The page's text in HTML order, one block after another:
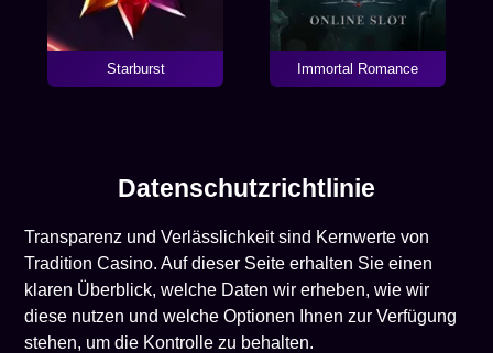
Starburst Immortal Romance
Datenschutzrichtlinie
Transparenz und Verlässlichkeit sind Kernwerte von
Tradition Casino. Auf dieser Seite erhalten Sie einen
klaren Überblick, welche Daten wir erheben, wie wir
diese nutzen und welche Optionen Ihnen zur Verfügung
stehen, um die Kontrolle zu behalten.